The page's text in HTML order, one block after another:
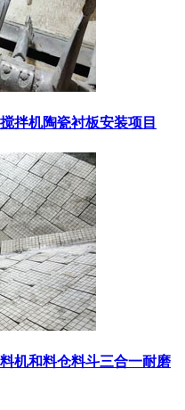
拌机陶瓷衬板安装项目
机和料仓料斗三合一耐磨